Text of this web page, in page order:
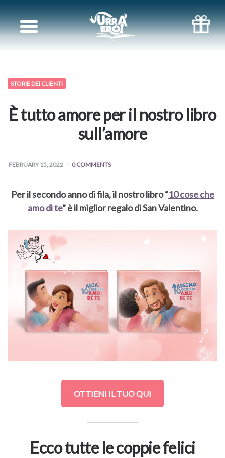
STORIE DEI CLIENTI
È tutto amore per il nostro libro
sull’amore
FEBRUARY 15, 2022 0 COMMENTS
Per il secondo anno di fila, il nostro libro “10 cose che
amo di te” è il miglior regalo di San Valentino.
OTTIENI IL TUO QUI
Ecco tutte le coppie felici
I
PIÙ
LETTI
BLOG